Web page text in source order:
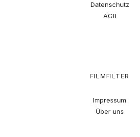
Datenschutz
AGB
FILMFILTER
Impressum
Über uns